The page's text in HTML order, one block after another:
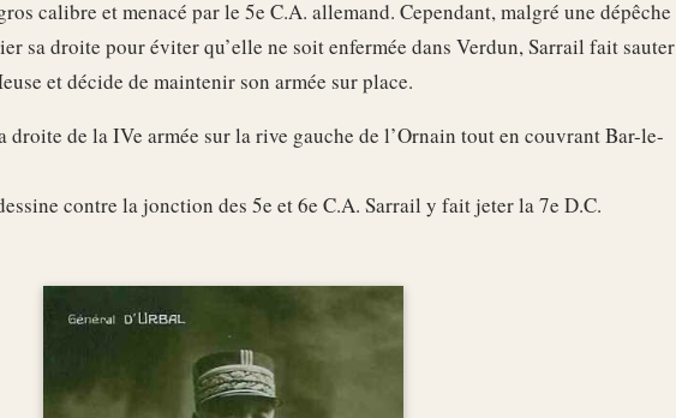
calibre et menacé par le 5e C.A. allemand. Cependant, malgré une dépêche
sa droite pour éviter qu’elle ne soit enfermée dans Verdun, Sarrail fait sauter
et décide de maintenir son armée sur place.
de la IVe armée sur la rive gauche de l’Ornain tout en couvrant Bar-le-
contre la jonction des 5e et 6e C.A. Sarrail y fait jeter la 7e D.C.